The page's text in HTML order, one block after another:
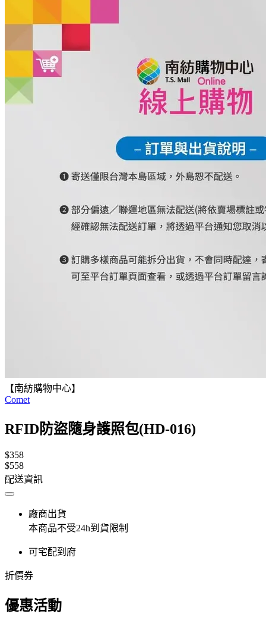
【南紡購物中心】
Comet
RFID防盜隨身護照包(HD-016)
$358
$558
配送資訊
廠商出貨
本商品不受24h到貨限制
可宅配到府
折價券
優惠活動